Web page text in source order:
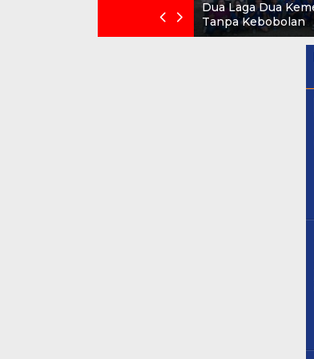
Dua Laga Dua
Tanpa Kebobolan